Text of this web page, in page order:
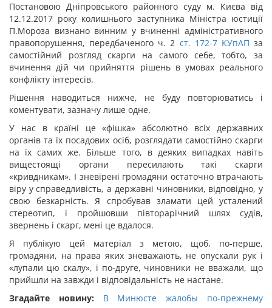
Постановою Дніпровського районного суду м. Києва від
12.12.2017 року колишнього заступника Міністра юстиції
П.Мороза визнано винним у вчиненні адміністративного
правопорушення, передбаченого ч. 2 ст. 172-7 КУпАП за
самостійний розгляд скарги на самого себе, тобто, за
вчинення дій чи прийняття рішень в умовах реального
конфлікту інтересів.
Рішення наводиться нижче, не буду повторюватись і
коментувати, зазначу лише одне.
У нас в країні це «фішка» абсолютно всіх державних
органів та їх посадових осіб, розглядати самостійно скарги
на їх самих же. Більше того, в деяких випадках навіть
вищестоящі органи пересилають такі скарги
«кривдникам». І зневірені громадяни остаточно втрачають
віру у справедливість, а державні чиновники, відповідно, у
свою безкарність. Я спробував зламати цей усталений
стереотип, і пройшовши півторарічний шлях судів,
звернень і скарг, мені це вдалося.
Я публікую цей матеріал з метою, щоб, по-перше,
громадяни, на права яких зневажають, не опускали рук і
«лупали цю скалу», і по-друге, чиновники не вважали, що
прийшли на завжди і відповідальність не настане.
Згадайте новину: В Минюсте жалобы по-прежнему